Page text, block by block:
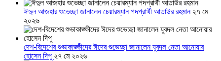
ঈদুল আজহার শুভেচ্ছা জানালেন চেয়ারম্যান পদপ্রার্থী আতাউর রহমান ২৭ মে
২০২৬
দেশ-বিদেশের শুভাকাঙ্ক্ষীদের ঈদের শুভেচ্ছা জানালেন যুবদল নেতা আনোয়ার
হোসেন দিপু ২৭ মে ২০২৬